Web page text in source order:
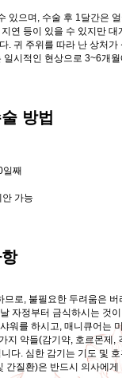
있으며, 수술 후 1달간은
연 등이 있을 수 있지만
. 귀 주위를 따라 난 상처
일시적인 현상으로 3~6개
방법
일째
가능
므로, 불필요한 두려움은
자정부터 금식하시는 것
워를 하시고, 매니큐어는
지 약들(감기약, 호르몬제
다. 심한 감기는 기도 및
간질환)은 반드시 의사에게